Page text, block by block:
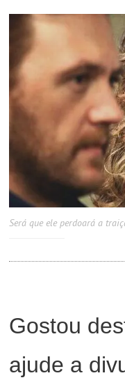
Será que ele perdoará a
Gostou
ajude a